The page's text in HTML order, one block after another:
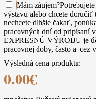
Mám záujem?
výstavu alebo chcete
nechcete dlhšie čakať,
pracovných dní od pripísaní
EXPRESNÚ VÝROBU je
pracovnej doby, často aj cez
Výsledná cena produktu:
0.00€